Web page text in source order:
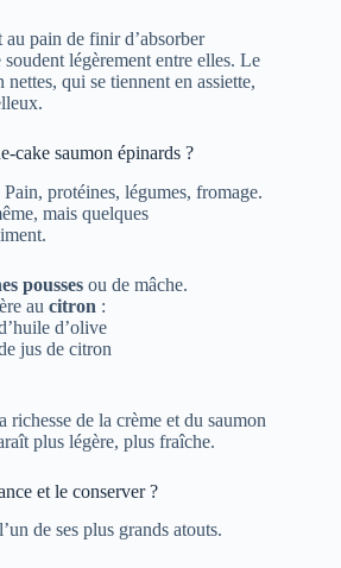
au pain de finir d’absorber
légèrement entre elles. Le
nettes, qui se tiennent en assiette,
cake saumon épinards ?
protéines, légumes, fromage.
mais quelques
pousses ou de mâche.
au citron :
d’olive
jus de citron
richesse de la crème et du saumon
plus légère, plus fraîche.
et le conserver ?
de ses plus grands atouts.